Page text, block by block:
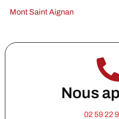
Mont Saint Aignan
Nous
02 59 22